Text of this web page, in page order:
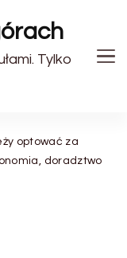
Tylko
optować za
doradztwo